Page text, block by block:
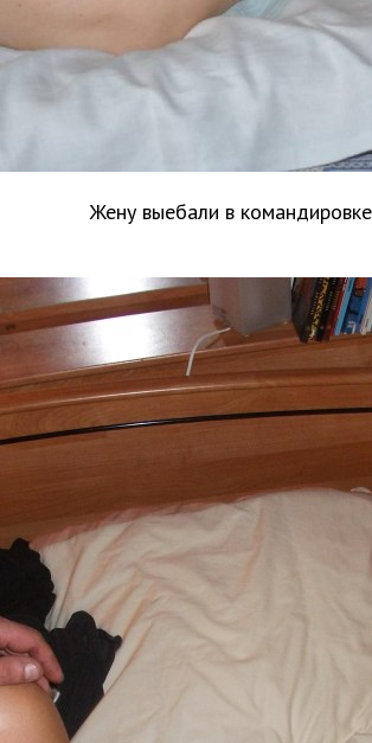
Жену выебали в командировке